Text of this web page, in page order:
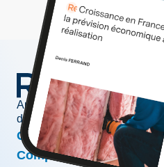
Au service de l'information
développement des
Conjoncture &
Compétitivité &